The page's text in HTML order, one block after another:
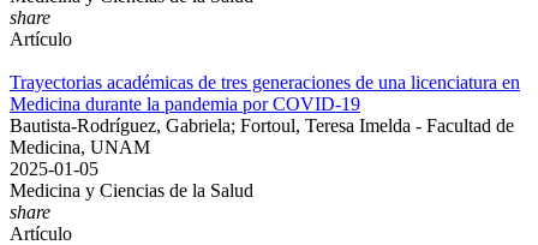
share
Artículo
Trayectorias académicas de tres generaciones de una licenciatura en
Medicina durante la pandemia por COVID-19
Bautista-Rodríguez, Gabriela; Fortoul, Teresa Imelda - Facultad de
Medicina, UNAM
2025-01-05
Medicina y Ciencias de la Salud
share
Artículo